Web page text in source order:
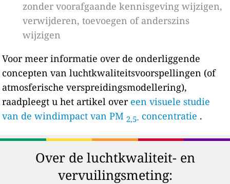
zonder voorafgaande kennisgeving wijzigen,
verwijderen, toevoegen of anderszins
wijzigen
Voor meer informatie over de onderliggende
concepten van luchtkwaliteitsvoorspellingen (of
atmosferische verspreidingsmodellering),
raadpleegt u het artikel over een visuele studie
van de windimpact van PM 2,5- concentratie .
Over de luchtkwaliteit- en
vervuilingsmeting: